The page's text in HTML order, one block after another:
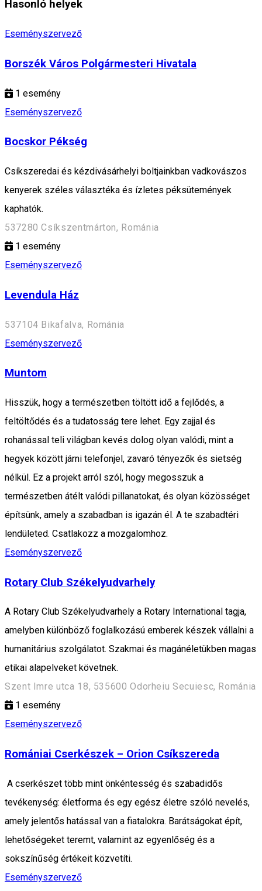
Hasonló helyek
Eseményszervező
Borszék Város Polgármesteri Hivatala
1 esemény
Eseményszervező
Bocskor Pékség
Csíkszeredai és kézdivásárhelyi boltjainkban vadkovászos
kenyerek széles választéka és ízletes péksütemények
kaphatók.
537280 Csíkszentmárton, Románia
1 esemény
Eseményszervező
Levendula Ház
537104 Bikafalva, Románia
Eseményszervező
Muntom
Hisszük, hogy a természetben töltött idő a fejlődés, a
feltöltődés és a tudatosság tere lehet. Egy zajjal és
rohanással teli világban kevés dolog olyan valódi, mint a
hegyek között járni telefonjel, zavaró tényezők és sietség
nélkül. Ez a projekt arról szól, hogy megosszuk a
természetben átélt valódi pillanatokat, és olyan közösséget
építsünk, amely a szabadban is igazán él. A te szabadtéri
lendületed. Csatlakozz a mozgalomhoz.
Eseményszervező
Rotary Club Székelyudvarhely
A Rotary Club Székelyudvarhely a Rotary International tagja,
amelyben különböző foglalkozású emberek készek vállalni a
humanitárius szolgálatot. Szakmai és magánéletükben magas
etikai alapelveket követnek.
Szent Imre utca 18, 535600 Odorheiu Secuiesc, Románia
1 esemény
Eseményszervező
Romániai Cserkészek – Orion Csíkszereda
A cserkészet több mint önkéntesség és szabadidős
tevékenység: életforma és egy egész életre szóló nevelés,
amely jelentős hatással van a fiatalokra. Barátságokat épít,
lehetőségeket teremt, valamint az egyenlőség és a
sokszínűség értékeit közvetíti.
Eseményszervező